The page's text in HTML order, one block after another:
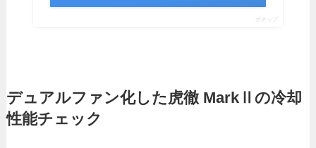
ポチップ
デュアルファン化した虎徹 MarkⅡの冷却
性能チェック